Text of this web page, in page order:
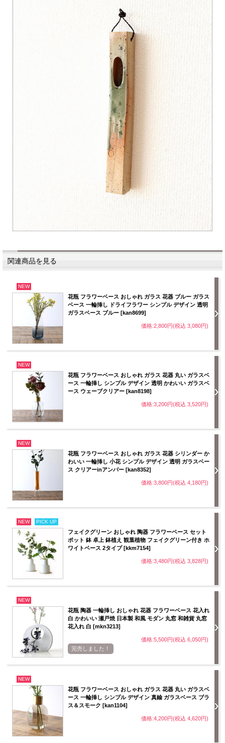
関連商品を見る
NEW
花瓶 フラワーベース おしゃれ ガラス 花器 ブルー ガラス
ベース 一輪挿し ドライフラワー シンプル デザイン 透明
ガラスベース ブルー [kan8699]
価格:2,800円(税込 3,080円)
NEW
花瓶 フラワーベース おしゃれ ガラス 花器 丸い ガラスベ
ース 一輪挿し シンプル デザイン 透明 かわいい ガラスベ
ース ウェーブクリアー [kan8198]
価格:3,200円(税込 3,520円)
NEW
花瓶 フラワーベース おしゃれ ガラス 花器 シリンダー か
わいい 一輪挿し 小花 シンプル デザイン 透明 ガラスベー
ス クリアーinアンバー [kan8352]
価格:3,800円(税込 4,180円)
NEW PICK UP
フェイクグリーン おしゃれ 陶器 フラワーベース セット
ポット 鉢 卓上 鉢植え 観葉植物 フェイクグリーン付き ホ
ワイトベース 2タイプ [kkm7154]
価格:3,480円(税込 3,828円)
NEW
花瓶 陶器 一輪挿し おしゃれ 花器 フラワーベース 花入れ
白 かわいい 瀬戸焼 日本製 和風 モダン 丸窓 和雑貨 丸窓
花入れ 白 [mkn3213]
価格:5,500円(税込 6,050円)
完売しました！
NEW
花瓶 フラワーベース おしゃれ ガラス 花器 丸い ガラスベ
ース 一輪挿し シンプル デザイン 真鍮 ガラスベース ブラ
ス＆スモーク [kan1104]
価格:4,200円(税込 4,620円)